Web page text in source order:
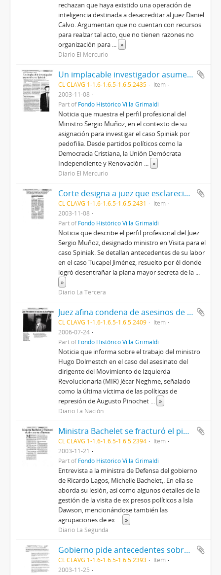
rechazan que haya existido una operación de
inteligencia destinada a desacreditar al juez Daniel
Calvo. Argumentan que no cuentan con recursos
para realzar tal acto, que no tienen razones no
organización para ... »
Diario El Mercurio
Un implacable investigador asume el caso Spiniak
CL CLAVG 1-1.6-1.6.5-1.6.5.2435
Item
2003-11-08
Part ofFondo Histórico Villa Grimaldi
Noticia que muestra el perfil profesional del
Ministro Sergio Muñoz, en el contexto de su
asignación para investigar el caso Spiniak por
pedofilia. Desde partidos políticos como la
Democracia Cristiana, la Unión Demócrata
Independiente y Renovación ... »
Diario El Mercurio
Corte designa a juez que esclareció el caso Tucapel para indagar a Spiniak
CL CLAVG 1-1.6-1.6.5-1.6.5.2431
Item
2003-11-08
Part ofFondo Histórico Villa Grimaldi
Noticia que describe el perfil profesional del Juez
Sergio Muñoz, designado ministro en Visita para el
caso Spiniak. Se detallan antecedentes de su labor
en el caso Tucapel Jiménez, resuelto por él donde
logró desentrañar la plana mayor secreta de la ...
»
Diario La Tercera
Juez afina condena de asesinos de Jécar Neghme
CL CLAVG 1-1.6-1.6.5-1.6.5.2409
Item
2006-07-24
Part ofFondo Histórico Villa Grimaldi
Noticia que informa sobre el trabajo del ministro
Hugo Dolmestch en el caso del asesinato del
dirigente del Movimiento de Izquierda
Revolucionaria (MIR) Jécar Neghme, señalado
como la última víctima de las políticas de
represión de Augusto Pinochet ... »
Diario La Nación
Ministra Bachelet se fracturó el pie y no va a Dawson
CL CLAVG 1-1.6-1.6.5-1.6.5.2394
Item
2003-11-21
Part ofFondo Histórico Villa Grimaldi
Entrevista a la ministra de Defensa del gobierno
de Ricardo Lagos, Michelle Bachelet,. En ella se
aborda su lesión, así como algunos detalles de la
gestión de la visita de ex presos políticos a Isla
Dawson, mencionándose también las
agrupaciones de ex ... »
Diario La Segunda
Gobierno pide antecedentes sobre Bustos a Programa de DDHH
CL CLAVG 1-1.6-1.6.5-1.6.5.2393
Item
2003-11-25